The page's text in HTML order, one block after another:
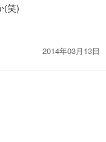
(笑)
2014年03月13日